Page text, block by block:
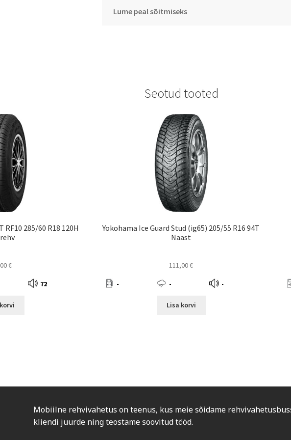
Lume peal sõitmiseks
Seotud tooted
285/60 R18 120H
€
72
Yokohama Ice Guard Stud (ig65) 205/55 R16 94T
Naast
111,00€
- - -
Lisa korvi
Mobiilne rehvivahetus on teenus, kus meie sõidame
kliendi juurde ning teostame soovitud tööd.